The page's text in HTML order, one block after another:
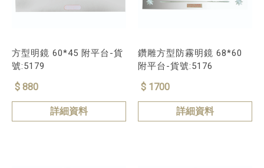
方型明鏡 60*45 附平台-貨
號:5179
$ 880
詳細資料
鑽雕方型防霧明鏡 68*60
附平台-貨號:5176
$ 1700
詳細資料